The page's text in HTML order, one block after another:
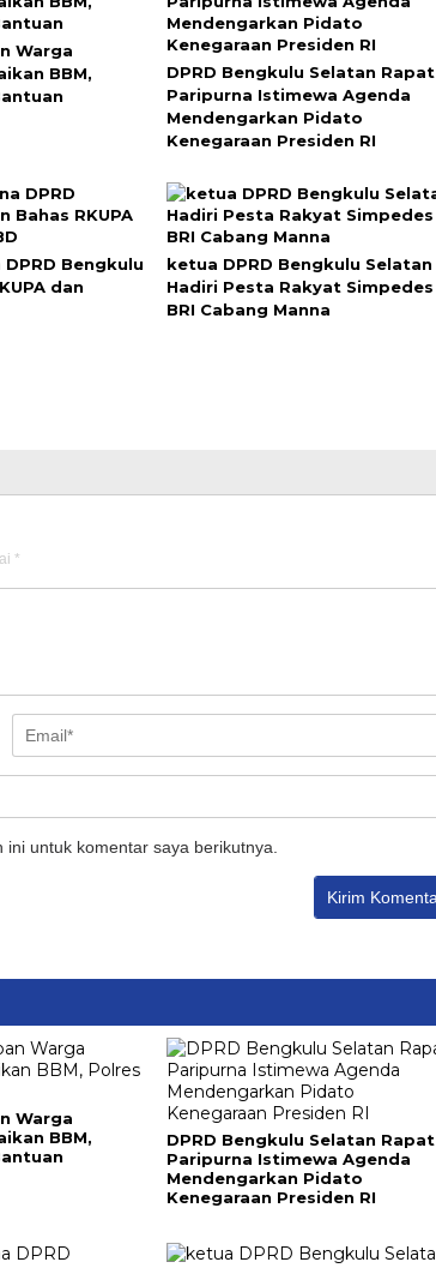
Warga
BBM,
DPRD Bengkulu Selatan Rapat
Paripurna Istimewa Agenda
Mendengarkan Pidato
Kenegaraan Presiden RI
Bengkulu
dan
ketua DPRD Bengkulu Selatan
Hadiri Pesta Rakyat Simpedes
BRI Cabang Manna
*
untuk komentar saya berikutnya.
Warga
BBM,
DPRD Bengkulu Selatan Rapat
Paripurna Istimewa Agenda
Mendengarkan Pidato
Kenegaraan Presiden RI